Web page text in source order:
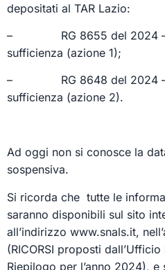
depositati al TAR Lazio:
– RG 8655 del 2024
sufficienza (azione 1);
– RG 8648 del 2024 –
sufficienza (azione 2).
Ad oggi non si conosce la
sospensiva.
Si ricorda che tutte le
saranno disponibili sul sito
all’indirizzo www.snals.it,
(RICORSI proposti
Riepilogo per l’anno 2024), e